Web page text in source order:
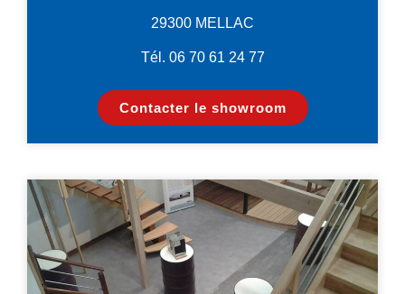
29300 MELLAC
Tél. 06 70 61 24 77
Contacter le showroom